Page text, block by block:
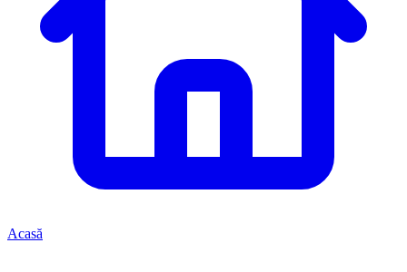
Acasă